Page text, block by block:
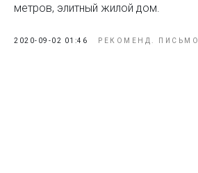
метров, элитный жилой дом.
2020-09-02 01:46 РЕКОМЕНД. ПИСЬМО